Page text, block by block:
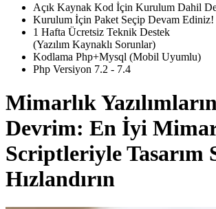
Açık Kaynak Kod İçin Kurulum Dahil
Kurulum İçin Paket Seçip Devam Ediniz!
1 Hafta Ücretsiz Teknik Destek
(Yazılım Kaynaklı Sorunlar)
Kodlama Php+Mysql (Mobil Uyumlu)
Php Versiyon 7.2 - 7.4
Mimarlık
Devrim: En İyi
Scriptleriyle Tasarım
Hızlandırın